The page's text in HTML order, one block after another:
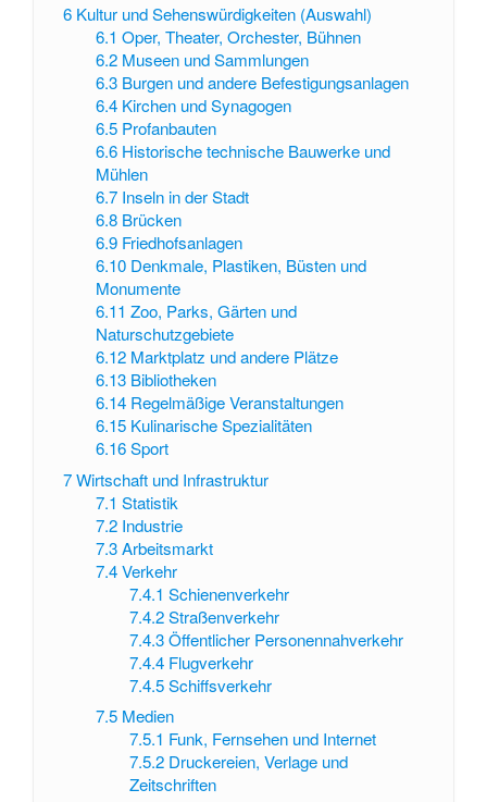
6 Kultur und Sehenswürdigkeiten (Auswahl)
6.1 Oper, Theater, Orchester, Bühnen
6.2 Museen und Sammlungen
6.3 Burgen und andere Befestigungsanlagen
6.4 Kirchen und Synagogen
6.5 Profanbauten
6.6 Historische technische Bauwerke und
Mühlen
6.7 Inseln in der Stadt
6.8 Brücken
6.9 Friedhofsanlagen
6.10 Denkmale, Plastiken, Büsten und
Monumente
6.11 Zoo, Parks, Gärten und
Naturschutzgebiete
6.12 Marktplatz und andere Plätze
6.13 Bibliotheken
6.14 Regelmäßige Veranstaltungen
6.15 Kulinarische Spezialitäten
6.16 Sport
7Wirtschaft und Infrastruktur
7.1 Statistik
7.2 Industrie
7.3 Arbeitsmarkt
7.4 Verkehr
7.4.1 Schienenverkehr
7.4.2 Straßenverkehr
7.4.3 Öffentlicher Personennahverkehr
7.4.4 Flugverkehr
7.4.5 Schiffsverkehr
7.5 Medien
7.5.1 Funk, Fernsehen und Internet
7.5.2 Druckereien, Verlage und
Zeitschriften